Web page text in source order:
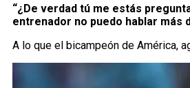
“¿De verdad tú me estás
entrenador no puedo hablar más
A lo que el bicampeón de América,